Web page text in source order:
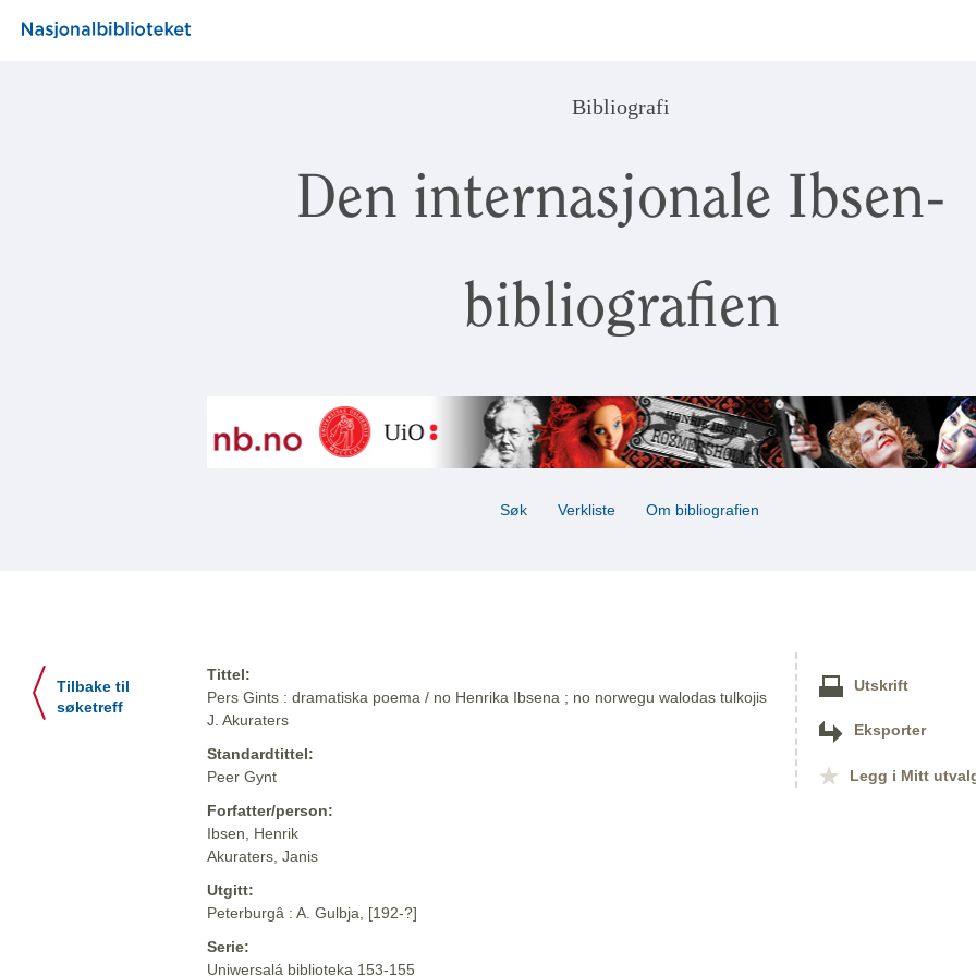
Bibliografi
Den internasjonale Ibsen-
bibliografien
Søk Verkliste Om bibliografien
Tilbake til
søketreff
Tittel:
Pers Gints : dramatiska poema / no Henrika Ibsena ; no norwegu walodas tulkojis
J. Akuraters
Standardtittel:
Peer Gynt
Forfatter/person:
Ibsen, Henrik
Akuraters, Janis
Utgitt:
Peterburgâ : A. Gulbja, [192-?]
Serie:
Uniwersalá biblioteka 153-155
Utskrift
Eksporter
Legg i Mitt